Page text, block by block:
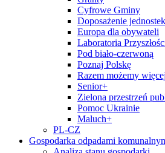
Cyfrowe Gminy
Doposażenie
Europa dla obywateli
Laboratoria
Pod biało-czerwoną
Poznaj Polskę
Razem możemy więcej
Senior+
Zielona przestrzeń
Pomoc Ukrainie
Maluch+
PL-CZ
Gospodarka odpadami